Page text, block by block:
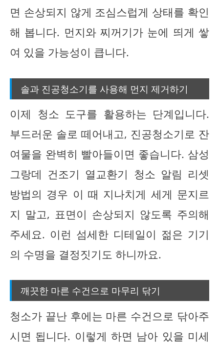
면 손상되지 않게 조심스럽게 상태를 확인
해 봅니다. 먼지와 찌꺼기가 눈에 띄게 쌓
여 있을 가능성이 큽니다.
솔과 진공청소기를 사용해 먼지 제거하기
이제 청소 도구를 활용하는 단계입니다.
부드러운 솔로 떼어내고, 진공청소기로 잔
여물을 완벽히 빨아들이면 좋습니다. 삼성
그랑데 건조기 열교환기 청소 알림 리셋
방법의 경우 이 때 지나치게 세게 문지르
지 말고, 표면이 손상되지 않도록 주의해
주세요. 이런 섬세한 디테일이 젊은 기기
의 수명을 결정짓기도 하니까요.
깨끗한 마른 수건으로 마무리 닦기
청소가 끝난 후에는 마른 수건으로 닦아주
시면 됩니다. 이렇게 하면 남아 있을 미세